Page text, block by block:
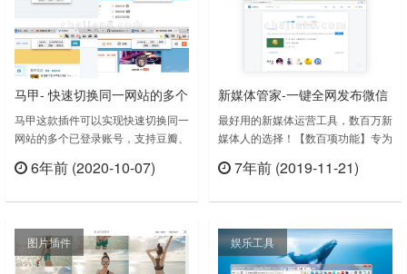
CSDN博客即可开始复制代码2. 未登
录CSDN状态……
马甲- 快速切换同一网站的多个
已登录账号（支持豆瓣、知
乎、微博、Twitter、Facebook
等等）
马甲这款插件可以实现快速切换同一
网站的多个已登录账号，支持豆瓣、
等多个社交账号很难管理？请安装！
本插件的原理是切换 Cookie，所有
Cookie 都保存在本地，不会泄露用
户信息。马甲 v1.0上次更新日期：
6年前 (2020-10-07)
新媒体管家-一键全网发布微信
公众号、头条号、微博、知
乎、百家号等主流新媒体平台
最好用的新媒体运营工具，数百万新
媒体人的选择！【数百项功能】专为
持】微信公众号、头条号、微博、知
集、动图/表情包搜索、一键全网发
布【他们都在用】一条、papi、杜蕾
斯、滴滴出行等数百万媒体都在使用
7年前 (2019-11-21)
图片插件 娱乐工具